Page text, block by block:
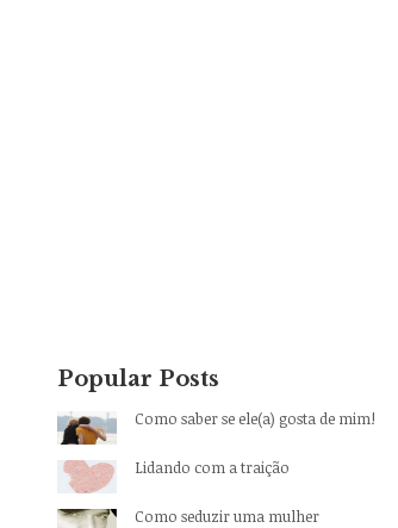
Popular Posts
Como saber se ele(a) gosta de mim!
Lidando com a traição
Como seduzir uma mulher